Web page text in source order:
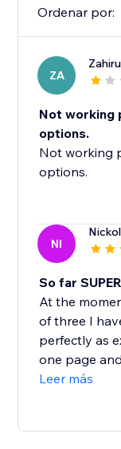
Ordenar por:
ZA
Not working
options.
Not working
options.
NI
So far
At the
of three I
perfectly as
one page
Leer más